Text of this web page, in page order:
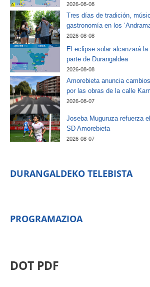
2026-08-08
Tres días de tradición,
gastronomía en los
2026-08-08
El eclipse solar alcanzará la
parte de Durangaldea
2026-08-08
Amorebieta anuncia
por las obras de la calle
2026-08-07
Joseba Muguruza refuerza
SD Amorebieta
2026-08-07
DURANGALDEKO TELEBISTA
PROGRAMAZIOA
DOT PDF